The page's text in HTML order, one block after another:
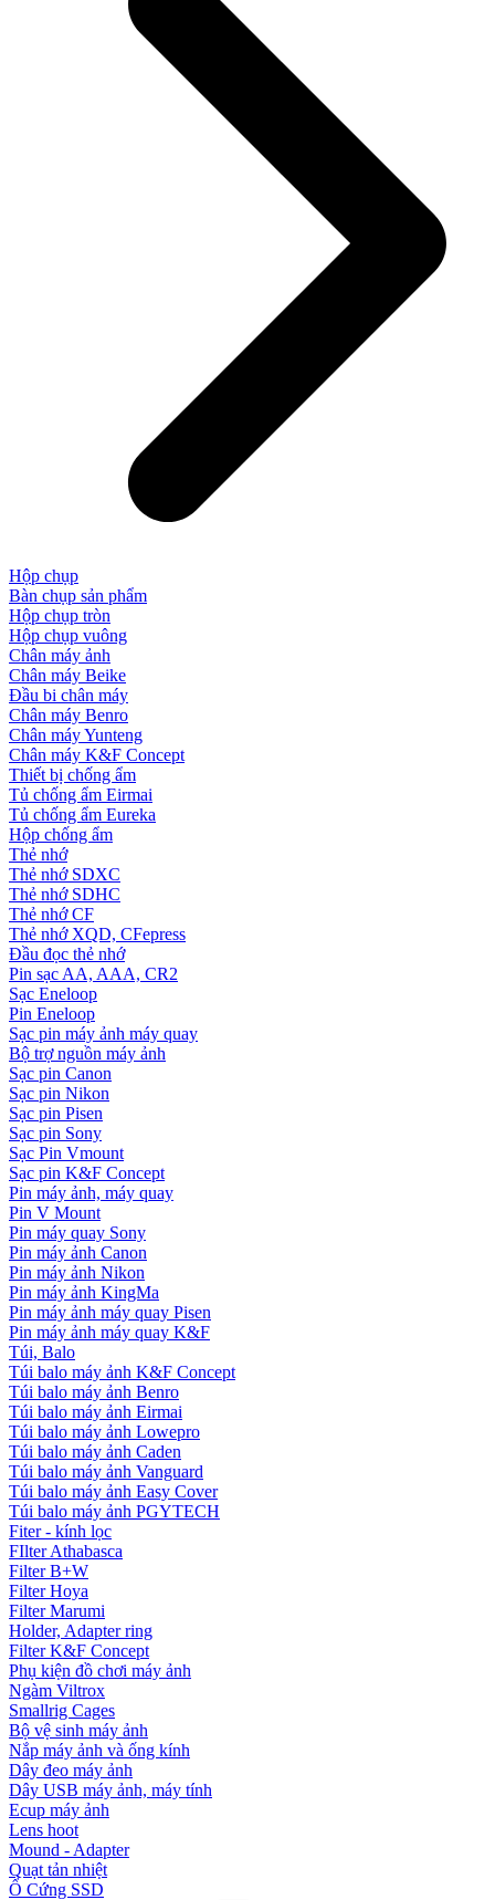
Hộp chụp
Bàn chụp sản phẩm
Hộp chụp tròn
Hộp chụp vuông
Chân máy ảnh
Chân máy Beike
Đầu bi chân máy
Chân máy Benro
Chân máy Yunteng
Chân máy K&F Concept
Thiết bị chống ẩm
Tủ chống ẩm Eirmai
Tủ chống ẩm Eureka
Hộp chống ẩm
Thẻ nhớ
Thẻ nhớ SDXC
Thẻ nhớ SDHC
Thẻ nhớ CF
Thẻ nhớ XQD, CFepress
Đầu đọc thẻ nhớ
Pin sạc AA, AAA, CR2
Sạc Eneloop
Pin Eneloop
Sạc pin máy ảnh máy quay
Bộ trợ nguồn máy ảnh
Sạc pin Canon
Sạc pin Nikon
Sạc pin Pisen
Sạc pin Sony
Sạc Pin Vmount
Sạc pin K&F Concept
Pin máy ảnh, máy quay
Pin V Mount
Pin máy quay Sony
Pin máy ảnh Canon
Pin máy ảnh Nikon
Pin máy ảnh KingMa
Pin máy ảnh máy quay Pisen
Pin máy ảnh máy quay K&F
Túi, Balo
Túi balo máy ảnh K&F Concept
Túi balo máy ảnh Benro
Túi balo máy ảnh Eirmai
Túi balo máy ảnh Lowepro
Túi balo máy ảnh Caden
Túi balo máy ảnh Vanguard
Túi balo máy ảnh Easy Cover
Túi balo máy ảnh PGYTECH
Fiter - kính lọc
FIlter Athabasca
Filter B+W
Filter Hoya
Filter Marumi
Holder, Adapter ring
Filter K&F Concept
Phụ kiện đồ chơi máy ảnh
Ngàm Viltrox
Smallrig Cages
Bộ vệ sinh máy ảnh
Nắp máy ảnh và ống kính
Dây đeo máy ảnh
Dây USB máy ảnh, máy tính
Ecup máy ảnh
Lens hoot
Mound - Adapter
Quạt tản nhiệt
Ổ Cứng SSD